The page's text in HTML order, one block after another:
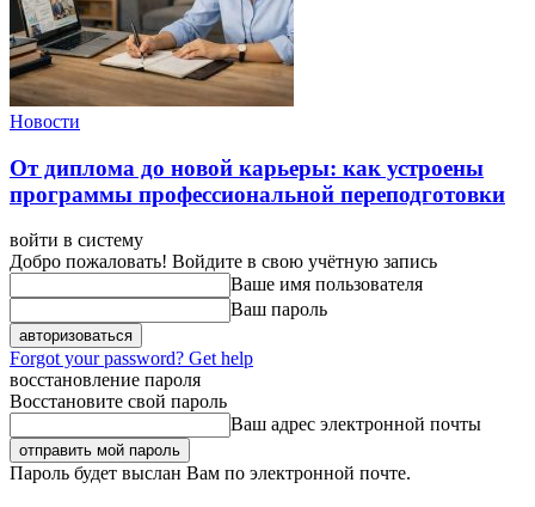
Новости
От диплома до новой карьеры: как устроены
программы профессиональной переподготовки
войти в систему
Добро пожаловать! Войдите в свою учётную запись
Ваше имя пользователя
Ваш пароль
Forgot your password? Get help
восстановление пароля
Восстановите свой пароль
Ваш адрес электронной почты
Пароль будет выслан Вам по электронной почте.